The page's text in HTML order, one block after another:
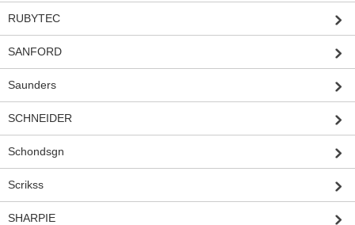
RUBYTEC
SANFORD
Saunders
SCHNEIDER
Schondsgn
Scrikss
SHARPIE